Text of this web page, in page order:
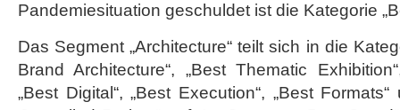
Pandemiesituation geschuldet ist die Kategorie
Das Segment „Architecture“ teilt sich in die
Brand Architecture“, „Best Thematic
„Best Digital“, „Best Execution“, „Best